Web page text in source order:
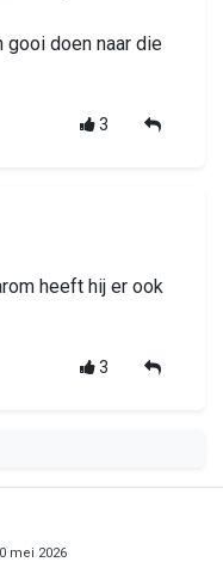
gooi doen naar die
3
heeft hij er ook
3
mei 2026